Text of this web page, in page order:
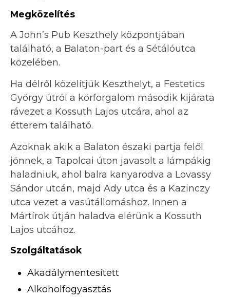
Megközelítés
A John’s Pub Keszthely központjában
található, a Balaton-part és a Sétálóutca
közelében.
Ha délről közelítjük Keszthelyt, a Festetics
György útról a körforgalom második kijárata
rávezet a Kossuth Lajos utcára, ahol az
étterem található.
Azoknak akik a Balaton északi partja felől
jönnek, a Tapolcai úton javasolt a lámpákig
haladniuk, ahol balra kanyarodva a Lovassy
Sándor utcán, majd Ady utca és a Kazinczy
utca vezet a vasútállomáshoz. Innen a
Mártírok útján haladva elérünk a Kossuth
Lajos utcához.
Szolgáltatások
Akadálymentesített
Alkoholfogyasztás